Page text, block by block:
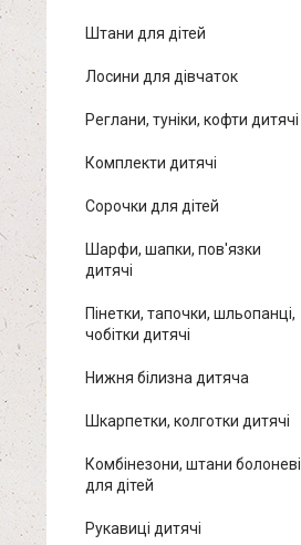
Штани для дітей
Лосини для дівчаток
Реглани, туніки, кофти дитячі
Комплекти дитячі
Сорочки для дітей
Шарфи, шапки, пов'язки
дитячі
Пінетки, тапочки, шльопанці,
чобітки дитячі
Нижня білизна дитяча
Шкарпетки, колготки дитячі
Комбінезони, штани болоневі
для дітей
Рукавиці дитячі